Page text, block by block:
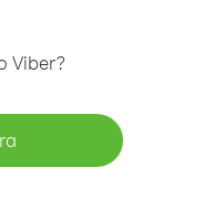
Viber?